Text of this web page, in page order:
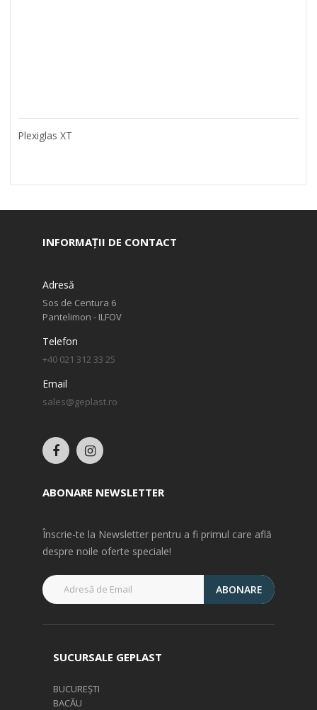
Plexiglas XT
INFORMAȚII DE CONTACT
Adresă
Sos de Centura 6
Pantelimon - ILFOV
Telefon
+40 021 312 33 25
Email
sales@geplast.ro
ABONARE NEWSLETTER
Înscrie-te la Newsletter pentru a fi primul care află
despre noile oferte speciale!
ABONARE
SUCURSALE GEPLAST
BUCUREȘTI
BACĂU